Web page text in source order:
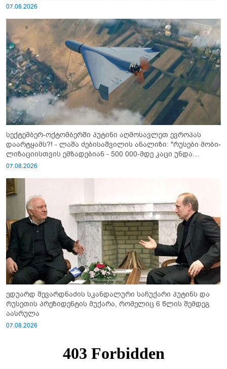
07.08.2026
სექტემბერ-ოქტომბერში პუტინი აღმოსავლეთ ევროპას
დაარტყამს?! - ლაშა ძებისაშვილის ანალიზი: "რუსები მობი­
ლიზაციისთვის ემზადებიან - 500 000-მდე კაცი უნდა
გაიწვიონ ომში"
07.08.2026
ედუარდ შევარდნაძის სკანდალური საჩუქარი პუტინს და
რუსეთის პრეზიდენტის მუქარა, რომელიც 6 წლის შემდეგ
აასრულა
07.08.2026